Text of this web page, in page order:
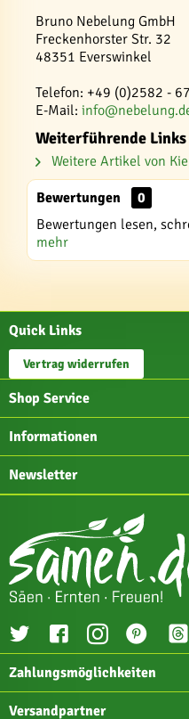
Bruno Nebelung GmbH
Freckenhorster Str. 32
48351 Everswinkel
Telefon: +49 (0)2582 -
E-Mail:
Weiterführende
Weitere Artikel von
Bewertungen
0
Bewertungen lesen,
mehr
Quick Links
Vertrag widerrufen
Shop Service
Informationen
Newsletter
Zahlungsmöglichkeiten
Versandpartner